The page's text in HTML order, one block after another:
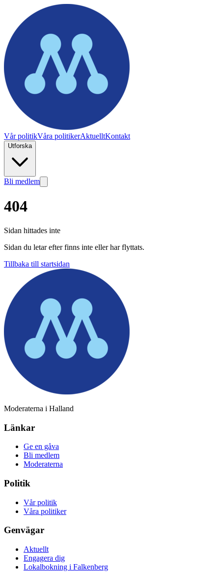
Vår politikVåra politikerAktuelltKontakt
Utforska
Bli medlem
404
Sidan hittades inte
Sidan du letar efter finns inte eller har flyttats.
Tillbaka till startsidan
Moderaterna i Halland
Länkar
Ge en gåva
Bli medlem
Moderaterna
Politik
Vår politik
Våra politiker
Genvägar
Aktuellt
Engagera dig
Lokalbokning i Falkenberg